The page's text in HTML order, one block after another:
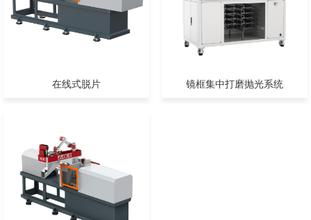
在线式脱片 镜框集中打磨抛光系统